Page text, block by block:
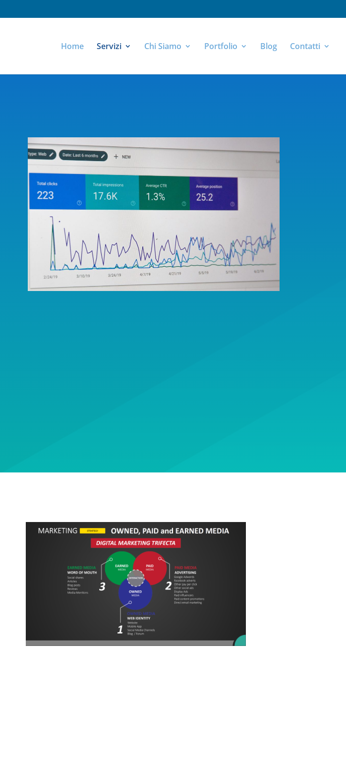
Home Servizi Chi Siamo Portfolio Blog Contatti